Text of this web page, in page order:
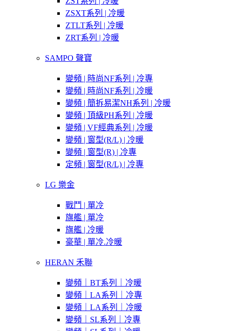
ZSXT系列 | 冷暖
ZTLT系列 | 冷暖
ZRT系列 | 冷暖
SAMPO 聲寶
變頻 | 時尚NF系列 | 冷專
變頻 | 時尚NF系列 | 冷暖
變頻 | 簡拆易潔NH系列 | 冷暖
變頻 | 頂級PH系列 | 冷暖
變頻 | VF經典系列 | 冷暖
變頻 | 窗型(R/L) | 冷暖
變頻 | 窗型(R) | 冷專
定頻 | 窗型(R/L) | 冷專
LG 樂金
戰鬥 | 單冷
旗艦 | 單冷
旗艦 | 冷暖
豪華 | 單冷.冷暖
HERAN 禾聯
變頻｜BT系列｜冷暖
變頻｜LA系列｜冷專
變頻｜LA系列｜冷暖
變頻｜SL系列｜冷專